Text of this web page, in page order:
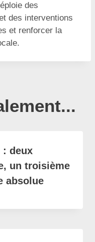
des
des interventions
et renforcer la
: deux
un troisième
absolue